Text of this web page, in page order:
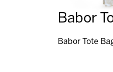
Babor
Babor Tote